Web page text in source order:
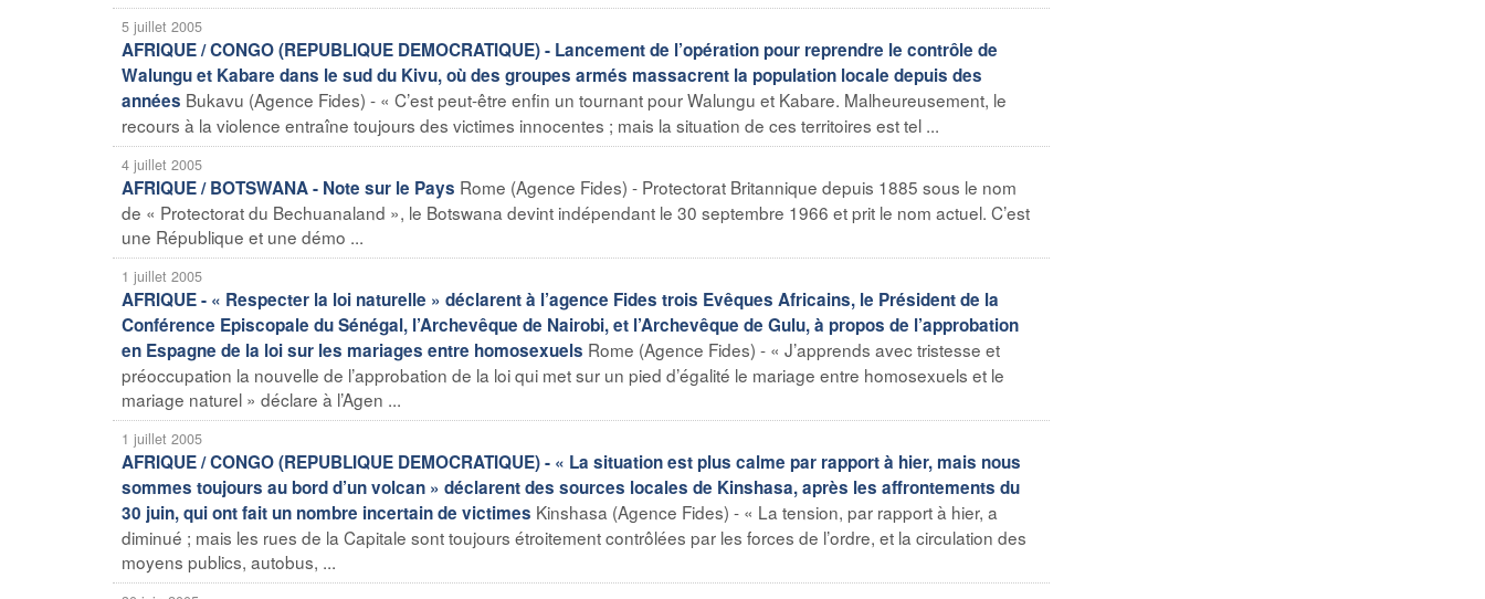
5 juillet 2005
AFRIQUE / CONGO (REPUBLIQUE DEMOCRATIQUE) - Lancement de l’opération pour reprendre le contrôle de
Walungu et Kabare dans le sud du Kivu, où des groupes armés massacrent la population locale depuis des
années Bukavu (Agence Fides) - « C’est peut-être enfin un tournant pour Walungu et Kabare. Malheureusement, le
recours à la violence entraîne toujours des victimes innocentes ; mais la situation de ces territoires est tel ...
4 juillet 2005
AFRIQUE / BOTSWANA - Note sur le Pays Rome (Agence Fides) - Protectorat Britannique depuis 1885 sous le nom
de « Protectorat du Bechuanaland », le Botswana devint indépendant le 30 septembre 1966 et prit le nom actuel. C’est
une République et une démo ...
1 juillet 2005
AFRIQUE - « Respecter la loi naturelle » déclarent à l’agence Fides trois Evêques Africains, le Président de la
Conférence Episcopale du Sénégal, l’Archevêque de Nairobi, et l’Archevêque de Gulu, à propos de l’approbation
en Espagne de la loi sur les mariages entre homosexuels Rome (Agence Fides) - « J’apprends avec tristesse et
préoccupation la nouvelle de l’approbation de la loi qui met sur un pied d’égalité le mariage entre homosexuels et le
mariage naturel » déclare à l’Agen ...
1 juillet 2005
AFRIQUE / CONGO (REPUBLIQUE DEMOCRATIQUE) - « La situation est plus calme par rapport à hier, mais nous
sommes toujours au bord d’un volcan » déclarent des sources locales de Kinshasa, après les affrontements du
30 juin, qui ont fait un nombre incertain de victimes Kinshasa (Agence Fides) - « La tension, par rapport à hier, a
diminué ; mais les rues de la Capitale sont toujours étroitement contrôlées par les forces de l’ordre, et la circulation des
moyens publics, autobus, ...